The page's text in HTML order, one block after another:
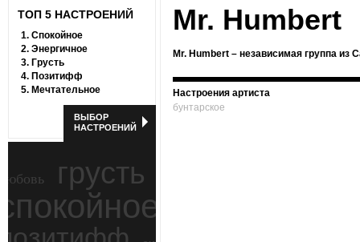
ТОП 5 НАСТРОЕНИЙ
1. Спокойное
2. Энергичное
3. Грусть
4. Позитифф
5. Мечтательное
ВЫБОР
НАСТРОЕНИЙ
грусть
Mr. Humbert
Mr. Humbert – независимая группа
Настроения артиста
бунтарское